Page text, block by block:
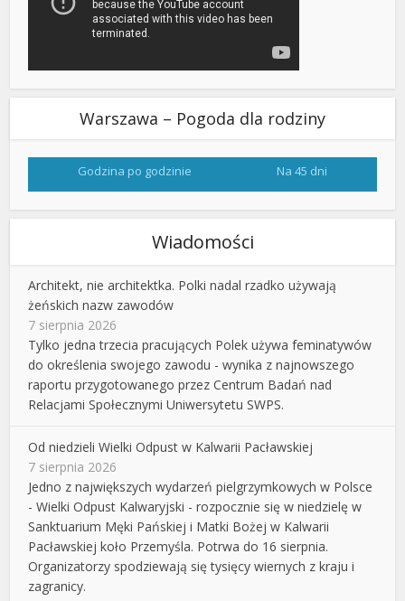
Warszawa – Pogoda dla rodziny
Godzina po godzinie Na 45 dni
Wiadomości
Architekt, nie architektka. Polki nadal rzadko używają
żeńskich nazw zawodów
7 sierpnia 2026
Tylko jedna trzecia pracujących Polek używa feminatywów
do określenia swojego zawodu - wynika z najnowszego
raportu przygotowanego przez Centrum Badań nad
Relacjami Społecznymi Uniwersytetu SWPS.
Od niedzieli Wielki Odpust w Kalwarii Pacławskiej
7 sierpnia 2026
Jedno z największych wydarzeń pielgrzymkowych w Polsce
- Wielki Odpust Kalwaryjski - rozpocznie się w niedzielę w
Sanktuarium Męki Pańskiej i Matki Bożej w Kalwarii
Pacławskiej koło Przemyśla. Potrwa do 16 sierpnia.
Organizatorzy spodziewają się tysięcy wiernych z kraju i
zagranicy.